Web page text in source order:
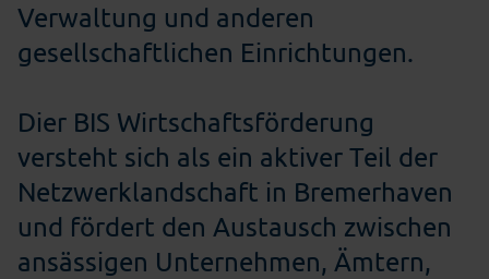
Verwaltung und anderen
gesellschaftlichen Einrichtungen.
Dier BIS Wirtschaftsförderung
versteht sich als ein aktiver Teil der
Netzwerklandschaft in Bremerhaven
und fördert den Austausch zwischen
ansässigen Unternehmen, Ämtern,